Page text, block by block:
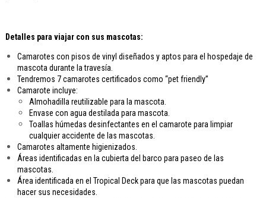
Detalles para viajar con sus mascotas:
Camarotes con pisos de vinyl diseñados y aptos para el hospedaje de
mascota durante la travesía.
Tendremos 7 camarotes certificados como “pet friendly”
Camarote incluye:
Almohadilla reutilizable para la mascota.
Envase con agua destilada para mascota.
Toallas húmedas desinfectantes en el camarote para limpiar
cualquier accidente de las mascotas.
Camarotes altamente higienizados.
Áreas identificadas en la cubierta del barco para paseo de las
mascotas.
Área identificada en el Tropical Deck para que las mascotas puedan
hacer sus necesidades.